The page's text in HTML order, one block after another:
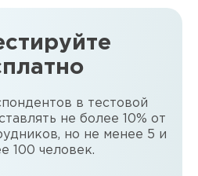
в тестовой
не более 10% от
но не менее 5 и
100 человек.